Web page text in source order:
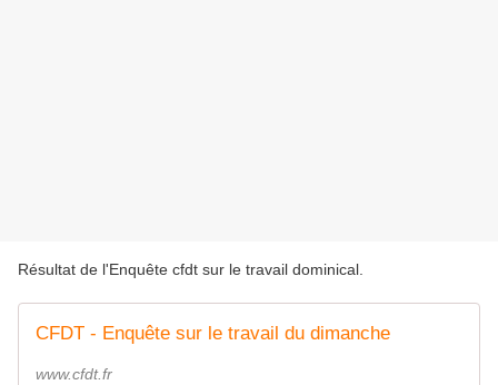
Résultat de l'Enquête cfdt sur le travail dominical.
CFDT - Enquête sur le travail du dimanche
www.cfdt.fr